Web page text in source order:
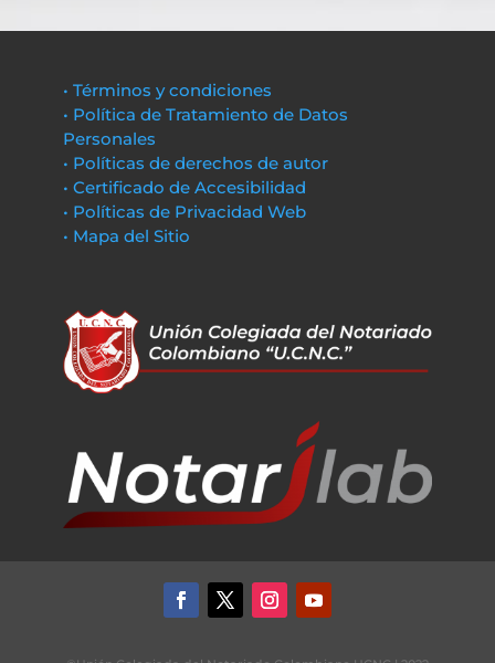
• Términos y condiciones
• Política de Tratamiento de Datos
Personales
• Políticas de derechos de autor
• Certificado de Accesibilidad
• Políticas de Privacidad Web
• Mapa del Sitio